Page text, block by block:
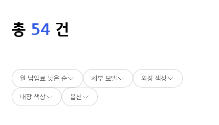
총 54 건
월 납입료 낮은 순 세부 모델 외장 색상
내장 색상 옵션